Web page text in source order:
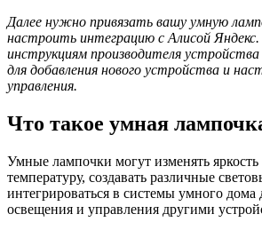
Далее нужно привязать вашу умную
настроить интеграцию с Алисой
инструкциям производителя
для добавления нового устройства и
управления.
Что такое умная
Умные лампочки могут изменять яркость
температуру, создавать различные
интегрироваться в системы умного дома
освещения и управления другими